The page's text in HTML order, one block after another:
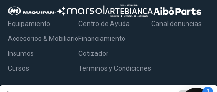
Equipamiento
Accesorios & Mobiliario
Insumos
Cursos
Centro de Ayuda
Financiamiento
Cotizador
Términos y Condiciones
Canal denuncias